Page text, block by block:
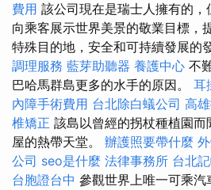
費用 該公司現在是瑞士人擁有的
向乘客展示世界美景的敬業目標，
特殊目的地，安全和可持續發展的
調理服務 藍芽助聽器 養護中心 不
巴哈馬群島更多的水手的原因。 耳
內障手術費用 台北除白蟻公司 高
椎矯正 該島以曾經的拐杖種植園
屋的熱帶天堂。 辦護照要帶什麼
公司 seo是什麼 法律事務所 台北
台胞證台中 參觀世界上唯一可乘